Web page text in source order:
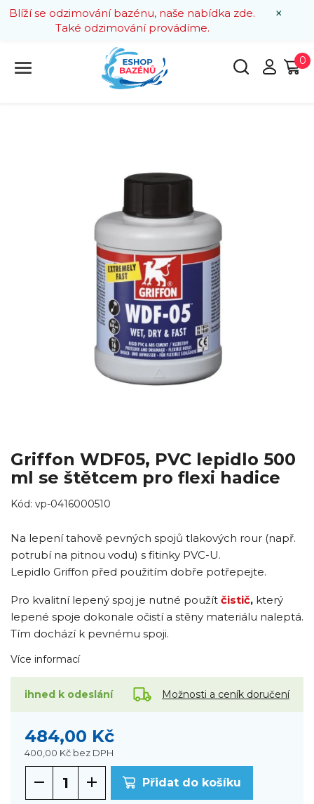
×
Blíží se odzimování bazénu, naše nabídka zde.
Také odzimování provádíme.
0
Griffon WDF05, PVC lepidlo 500
ml se štětcem pro flexi hadice
Kód: vp-0416000510
Na lepení tahově pevných spojů tlakových rour (např.
potrubí na pitnou vodu) s fitinky PVC-U.
Lepidlo Griffon před použitím dobře potřepejte.
Pro kvalitní lepený spoj je nutné použít čistič, který
lepené spoje dokonale očistí a stěny materiálu naleptá.
Tím dochází k pevnému spoji.
Více informací
ihned k odeslání Možnosti a ceník doručení
484,00 Kč
400,00 Kč bez DPH
Přidat do košíku